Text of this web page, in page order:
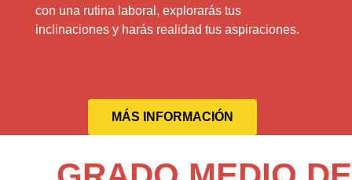
con una rutina laboral, explorarás tus
inclinaciones y harás realidad tus aspiraciones.
MÁS INFORMACIÓN